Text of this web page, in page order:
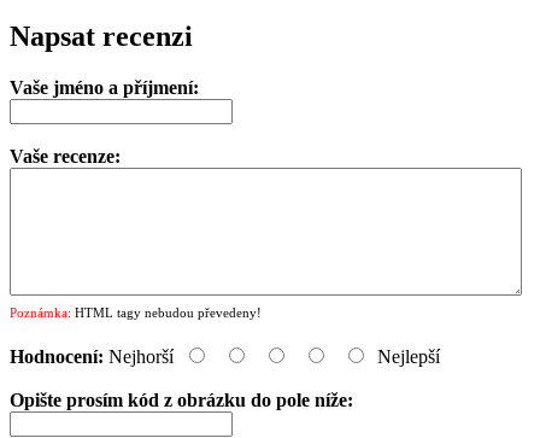
Napsat recenzi
Vaše jméno a příjmení:
Vaše recenze:
Poznámka: HTML tagy nebudou převedeny!
Hodnocení: Nejhorší Nejlepší
Opište prosím kód z obrázku do pole níže: